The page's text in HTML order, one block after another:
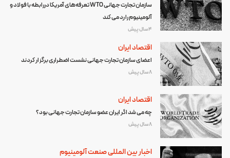
سازمان تجارت جهانی WTO تعرفه‌های آمریکا دررابطه با فولاد و
آلومینیوم را رد می کند
4 سال پیش
اقتصاد ایران
اعضای سازمان تجارت جهانی نشست اضطراری برگزار کردند
8 سال پیش
اقتصاد ایران
چه می شد اگر ایران عضو سازمان تجارت جهانی بود؟
8 سال پیش
اخبار بین المللی صنعت آلومینیوم